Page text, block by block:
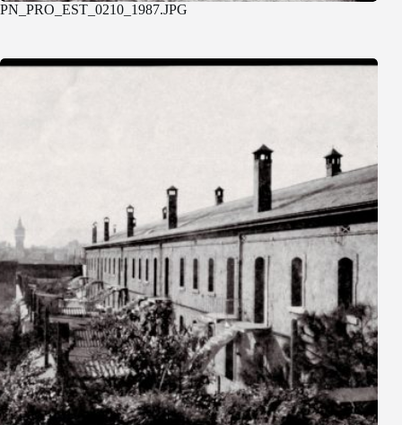
PN_PRO_EST_0210_1987.JPG